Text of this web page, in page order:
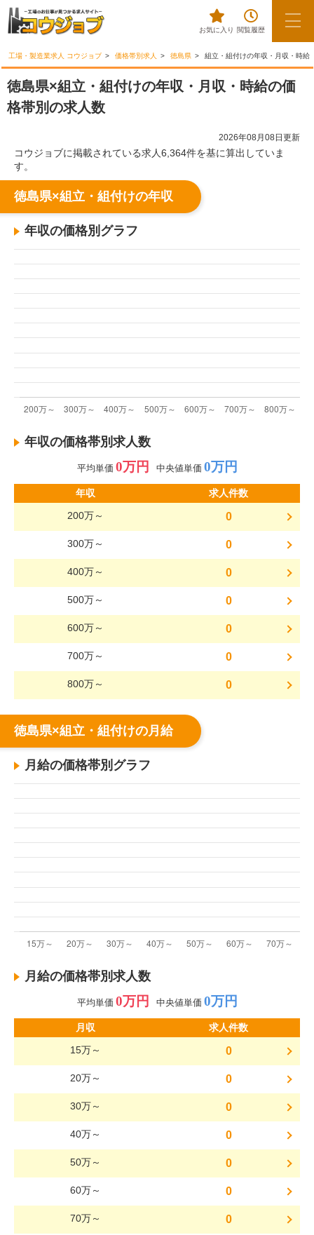
お気に入り 閲覧履歴
工場・製造業求人 コウジョブ 価格帯別求人 徳島県 組立・組付けの年収・月収・時給
徳島県×組立・組付けの年収・月収・時給の価
格帯別の求人数
2026年08月08日更新
コウジョブに掲載されている求人6,364件を基に算出していま
す。
徳島県×組立・組付けの年収
年収の価格別グラフ
年収の価格帯別求人数
平均単価 0万円 中央値単価 0万円
年収
求人件数
200万～
0
300万～ 0
400万～ 0
500万～ 0
600万～ 0
700万～ 0
800万～ 0
徳島県×組立・組付けの月給
月給の価格帯別グラフ
月給の価格帯別求人数
平均単価 0万円 中央値単価 0万円
月収
求人件数
15万～
0
20万～ 0
30万～ 0
40万～ 0
50万～ 0
60万～ 0
70万～ 0